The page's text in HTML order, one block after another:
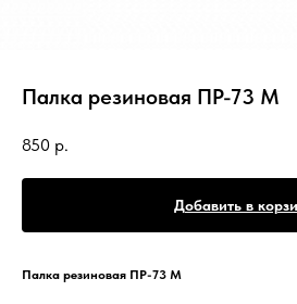
Палка резиновая ПР-73 М
850 р.
Добавить в
Палка резиновая ПР-73 М